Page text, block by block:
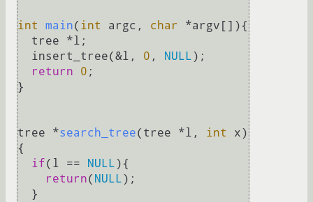
int main( int argc, char *argv[]){
  insert_tree(&l,
0 , NULL);
return
0 ;
}
tree *search_tree(tree *l, int
x)
{
if(l == NULL){
return( NULL);